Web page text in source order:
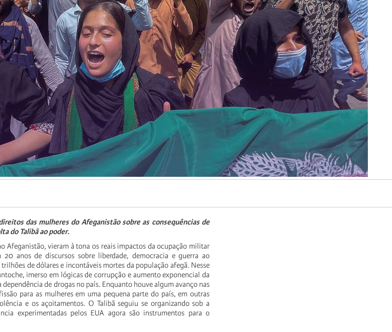
das mulheres do Afeganistão sobre as consequências de
do Talibã ao poder.
Afeganistão, vieram à tona os reais impactos da ocupação militar
20 anos de discursos sobre liberdade, democracia e guerra ao
de dólares e incontáveis mortes da população afegã. Nesse
imerso em lógicas de corrupção e aumento exponencial da
de drogas no país. Enquanto houve algum avanço nas
para as mulheres em uma pequena parte do país, em outras
e os açoitamentos. O Talibã seguiu se organizando sob a
experimentadas pelos EUA agora são instrumentos para o